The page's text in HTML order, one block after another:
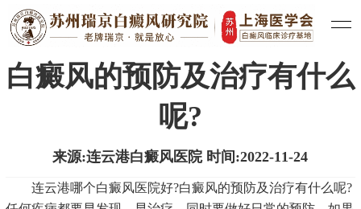
医院新闻 | 白癜风治疗 | 白癜风常识
白癜风的预防及治疗有什么
呢?
来源:连云港白癜风医院 时间:2022-11-24
连云港哪个白癜风医院好?白癜风的预防及治疗有什么呢?